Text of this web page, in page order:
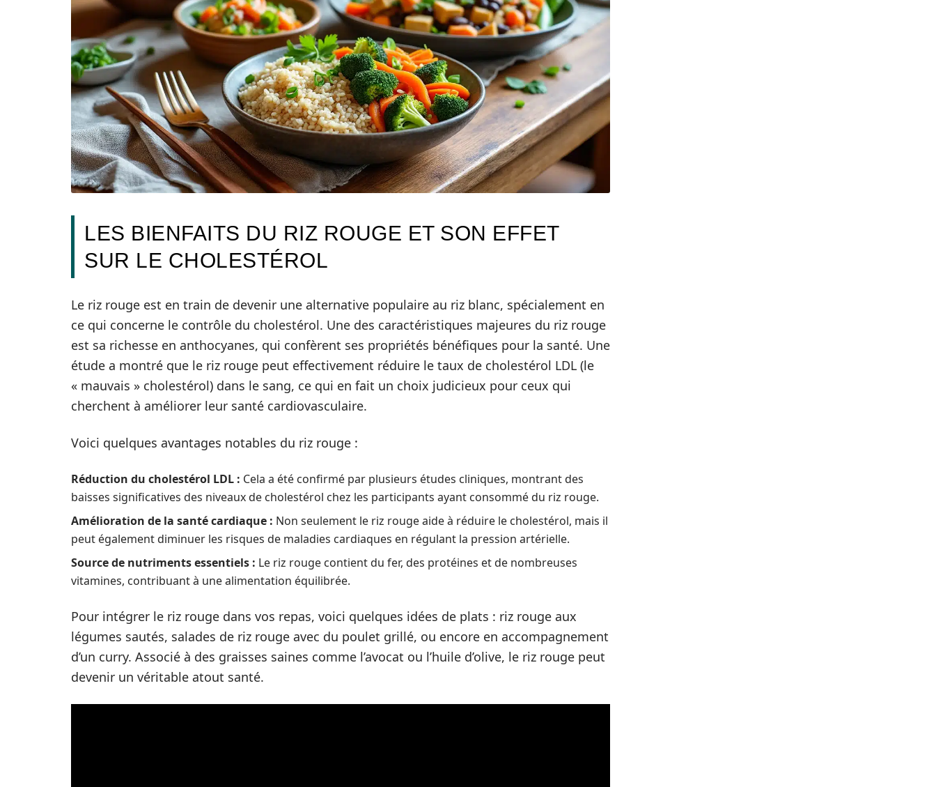
LES BIENFAITS DU RIZ ROUGE ET SON EFFET
SUR LE CHOLESTÉROL
Le riz rouge est en train de devenir une alternative populaire au riz blanc, spécialement en
ce qui concerne le contrôle du cholestérol. Une des caractéristiques majeures du riz rouge
est sa richesse en anthocyanes, qui confèrent ses propriétés bénéfiques pour la santé. Une
étude a montré que le riz rouge peut effectivement réduire le taux de cholestérol LDL (le
« mauvais » cholestérol) dans le sang, ce qui en fait un choix judicieux pour ceux qui
cherchent à améliorer leur santé cardiovasculaire.
Voici quelques avantages notables du riz rouge :
Réduction du cholestérol LDL : Cela a été confirmé par plusieurs études cliniques, montrant des
baisses significatives des niveaux de cholestérol chez les participants ayant consommé du riz rouge.
Amélioration de la santé cardiaque : Non seulement le riz rouge aide à réduire le cholestérol, mais il
peut également diminuer les risques de maladies cardiaques en régulant la pression artérielle.
Source de nutriments essentiels : Le riz rouge contient du fer, des protéines et de nombreuses
vitamines, contribuant à une alimentation équilibrée.
Pour intégrer le riz rouge dans vos repas, voici quelques idées de plats : riz rouge aux
légumes sautés, salades de riz rouge avec du poulet grillé, ou encore en accompagnement
d’un curry. Associé à des graisses saines comme l’avocat ou l’huile d’olive, le riz rouge peut
devenir un véritable atout santé.